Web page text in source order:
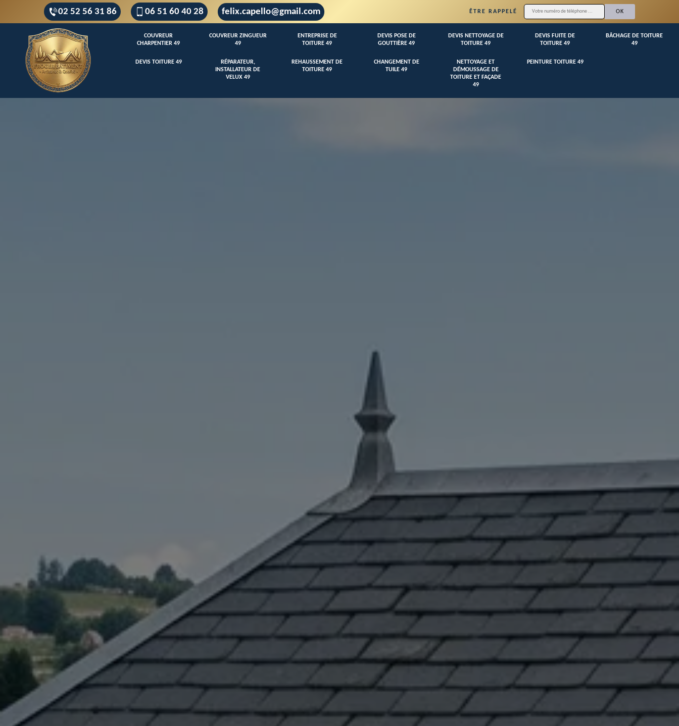
02 52 56 31 86 06 51 60 40 28 felix.capello@gmail.com ÊTRE RAPPELÉ
COUVREUR
CHARPENTIER 49
COUVREUR ZINGUEUR
49
ENTREPRISE DE
TOITURE 49
DEVIS POSE DE
GOUTTIÈRE 49
DEVIS NETTOYAGE DE
TOITURE 49
DEVIS FUITE DE
TOITURE 49
BÂCHAGE DE TOITURE
49
DEVIS TOITURE 49
RÉPARATEUR,
INSTALLATEUR DE
VELUX 49
REHAUSSEMENT DE
TOITURE 49
CHANGEMENT DE
TUILE 49
NETTOYAGE ET
DÉMOUSSAGE DE
TOITURE ET FAÇADE
49
PEINTURE TOITURE 49